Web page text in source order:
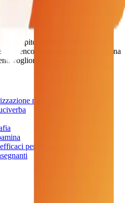
compito noioso. Con cruciverba
un elenco monotono di parole in una
vogliono davvero completare.
meccanica
per il vocabolario